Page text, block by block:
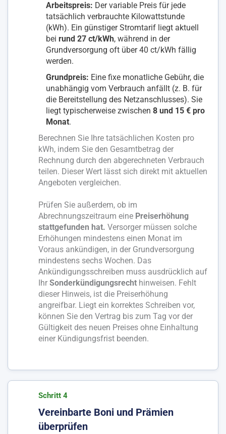
Arbeitspreis: Der variable Preis für jede
tatsächlich verbrauchte Kilowattstunde
(kWh). Ein günstiger Stromtarif liegt aktuell
bei rund 27 ct/kWh, während in der
Grundversorgung oft über 40 ct/kWh fällig
werden.
Grundpreis: Eine fixe monatliche Gebühr, die
unabhängig vom Verbrauch anfällt (z. B. für
die Bereitstellung des Netzanschlusses). Sie
liegt typischerweise zwischen 8 und 15 € pro
Monat.
Berechnen Sie Ihre tatsächlichen Kosten pro
kWh, indem Sie den Gesamtbetrag der
Rechnung durch den abgerechneten Verbrauch
teilen. Dieser Wert lässt sich direkt mit aktuellen
Angeboten vergleichen.
Prüfen Sie außerdem, ob im
Abrechnungszeitraum eine Preiserhöhung
stattgefunden hat. Versorger müssen solche
Erhöhungen mindestens einen Monat im
Voraus ankündigen, in der Grundversorgung
mindestens sechs Wochen. Das
Ankündigungsschreiben muss ausdrücklich auf
Ihr Sonderkündigungsrecht hinweisen. Fehlt
dieser Hinweis, ist die Preiserhöhung
angreifbar. Liegt ein korrektes Schreiben vor,
können Sie den Vertrag bis zum Tag vor der
Gültigkeit des neuen Preises ohne Einhaltung
einer Kündigungsfrist beenden.
Schritt 4
Vereinbarte Boni und Prämien
überprüfen